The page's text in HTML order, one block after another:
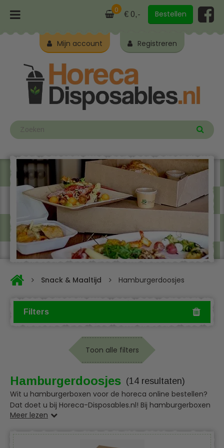
0 € 0,- Bestellen
Mijn account Registreren
Snack & Maaltijd Hamburgerdoosjes
Filters
Toon alle filters
Hamburgerdoosjes (14 resultaten)
Wit u hamburgerboxen voor de horeca online bestellen?
Dat doet u bij Horeca-Disposables.nl! Bij hamburgerboxen
voor de horeca zijn een aantal zaken van belang. Het
blijven. Het gerecht moet er daarnaast natuurlijk
Meer lezen